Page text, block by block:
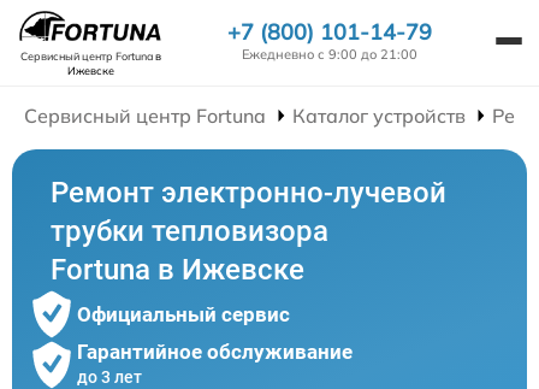
Сервисный центр Fortunaв
Ижевске
+7 (800) 101-14-79
Ежедневно с 9:00 до 21:00
Сервисный центр Fortuna Каталог устройств
Ремонт электронно-лучевой
трубки тепловизора
Fortuna в Ижевске
Официальный сервис
Гарантийное обслуживание
до 3 лет